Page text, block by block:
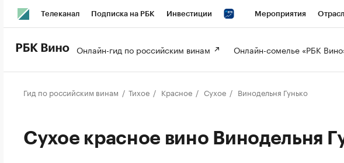
Телеканал Подписка на РБК Инвестиции Мероприятия
РБК Вино
Онлайн-гид по российским винам Онлайн-сомелье «РБК
Гид по российским винам Тихое Красное Сухое Винодельня Гунько
Сухое красное вино Винодельня